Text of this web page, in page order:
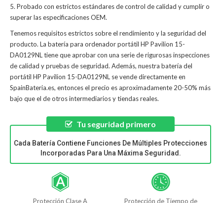
5. Probado con estrictos estándares de control de calidad y cumplir o
superar las especificaciones OEM.
Tenemos requisitos estrictos sobre el rendimiento y la seguridad del
producto. La batería para ordenador portátil HP Pavilion 15-
DA0129NL tiene que aprobar con una serie de rigurosas inspecciones
de calidad y pruebas de seguridad. Además, nuestra batería del
portátil HP Pavilion 15-DA0129NL se vende directamente en
SpainBateria.es, entonces el precio es aproximadamente 20-50% más
bajo que el de otros intermediarios y tiendas reales.
Tu seguridad primero
Cada Batería Contiene Funciones De Múltiples Protecciones
Incorporadas Para Una Máxima Seguridad.
Protección Clase A
Protección de Tiempo de